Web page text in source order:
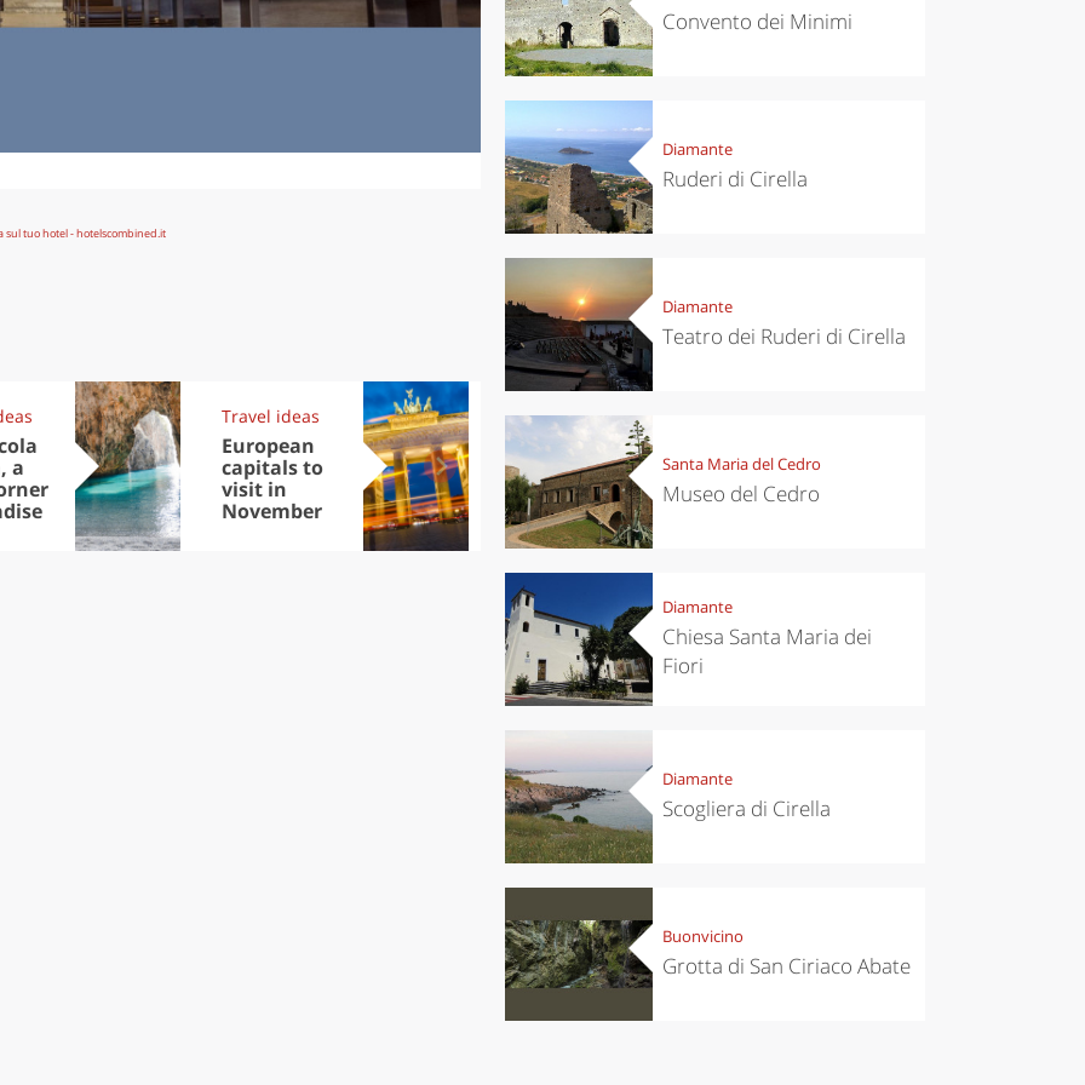
a
Travel ideas
European
capitals to
visit in
November
Experiences
Let’s take a
trip to
Scopello to
discover the
tonnara
Trentino:
DOC apples,
wines,
Convento dei Minimi
Diamante
Ruderi di Cirella
Diamante
Teatro dei Ruderi di Cirella
Santa Maria del Cedro
Museo del Cedro
Diamante
Chiesa Santa Maria dei
Fiori
Diamante
Scogliera di Cirella
Buonvicino
Grotta di San Ciriaco Abate